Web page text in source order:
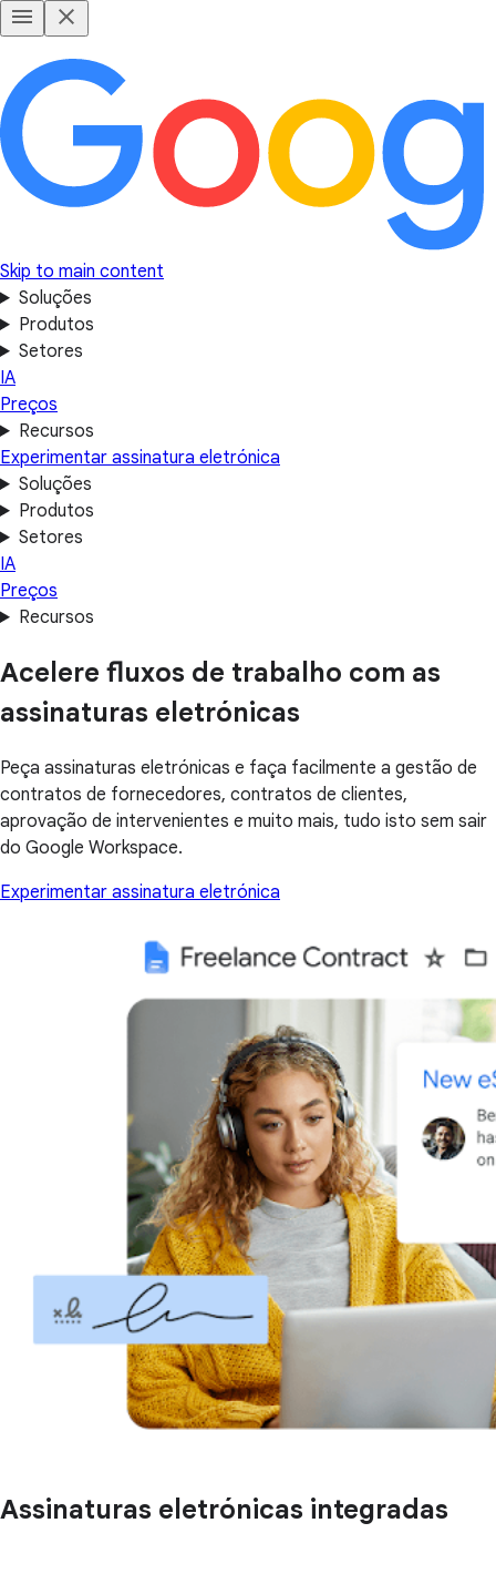
Skip to main content
Soluções
Produtos
Setores
IA
Preços
Recursos
Experimentar assinatura eletrónica
Soluções
Produtos
Setores
IA
Preços
Recursos
Acelere fluxos de trabalho com as
assinaturas eletrónicas
Peça assinaturas eletrónicas e faça facilmente a gestão de
contratos de fornecedores, contratos de clientes,
aprovação de intervenientes e muito mais, tudo isto sem sair
do Google Workspace.
Experimentar assinatura eletrónica
Assinaturas eletrónicas integradas